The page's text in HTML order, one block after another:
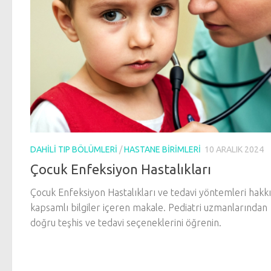
DAHILI TIP BÖLÜMLERI /HASTANE BIRIMLERI 10 ARALIK 2024
Çocuk Enfeksiyon Hastalıkları
Çocuk Enfeksiyon Hastalıkları ve tedavi yöntemleri
kapsamlı bilgiler içeren makale. Pediatri uzmanlarından
doğru teşhis ve tedavi seçeneklerini öğrenin.